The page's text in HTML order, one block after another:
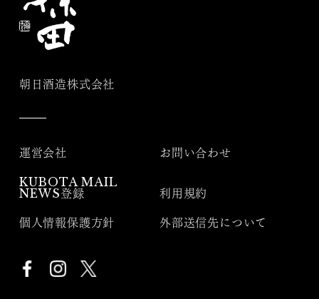
朝日酒造株式会社
運営会社 お問い合わせ
KUBOTA MAIL
NEWS登録
利用規約
個人情報保護方針 外部送信先について